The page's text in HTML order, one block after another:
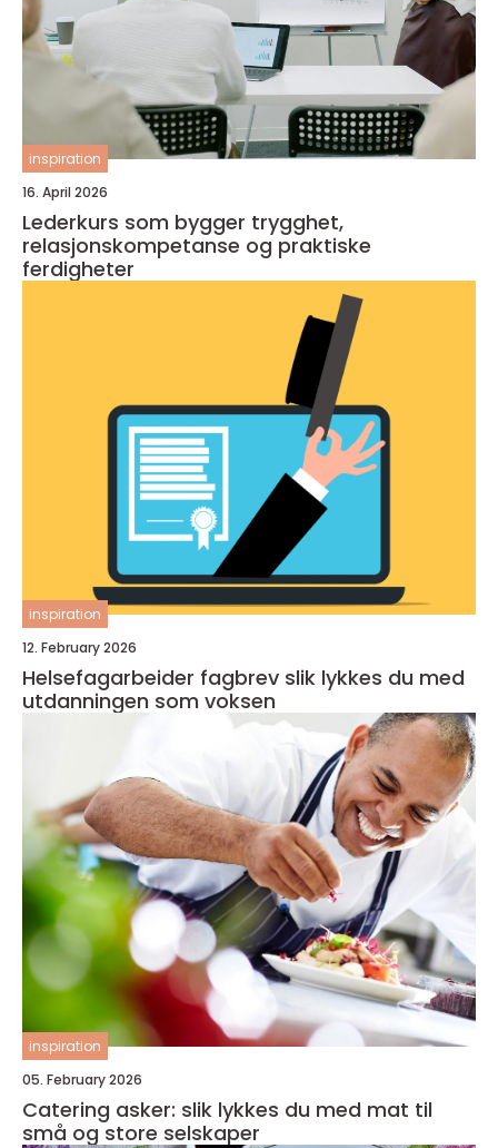
inspiration
16. April 2026
Lederkurs som bygger trygghet,
relasjonskompetanse og praktiske
ferdigheter
inspiration
12. February 2026
Helsefagarbeider fagbrev slik lykkes du med
utdanningen som voksen
inspiration
05. February 2026
Catering asker: slik lykkes du med mat til
små og store selskaper